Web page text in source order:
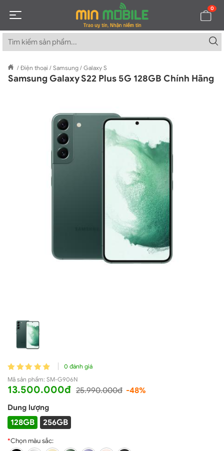
0
/ Điện thoại / Samsung / Galaxy S
Samsung Galaxy S22 Plus 5G 128GB Chính Hãng
0 đánh giá
Mã sản phẩm: SM-G906N
13.500.000đ 25.990.000đ -48%
Dung lượng
128GB 256GB
*Chọn màu sắc: